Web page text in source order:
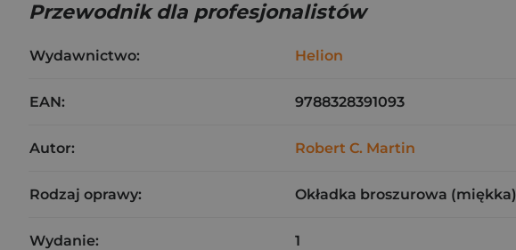
Przewodnik dla profesjonalistów
Wydawnictwo: Helion
EAN: 9788328391093
Autor: Robert C. Martin
Rodzaj oprawy: Okładka broszurowa (miękka)
Wydanie: 1